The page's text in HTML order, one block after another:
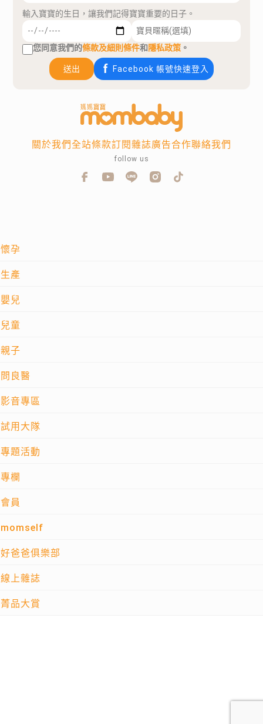
輸入寶寶的生日，讓我們記得寶寶重要的日子。
您同意我們的條款及細則條件和隱私政策 。
送出 Facebook 帳號快速登入
懷孕
生產
嬰兒
兒童
親子
問良醫
影音專區
試用大隊
專題活動
專欄
會員
momself
好爸爸俱樂部
線上雜誌
菁品大賞
關於我們全站條款訂閱雜誌廣告合作聯絡我們
follow us